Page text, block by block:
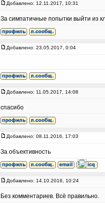
Добавлено: 12.11.2017, 10:31
За симпатичные попытки выйти из
Добавлено: 23.05.2017, 0:04
Добавлено: 11.05.2017, 14:08
спасибо
Добавлено: 08.11.2016, 17:03
За объективность
Добавлено: 14.10.2016, 10:24
Без комментариев. Всё правильно.